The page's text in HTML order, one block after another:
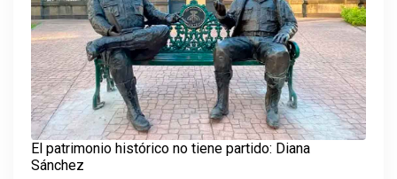
El patrimonio histórico no tiene partido: Diana
Sánchez